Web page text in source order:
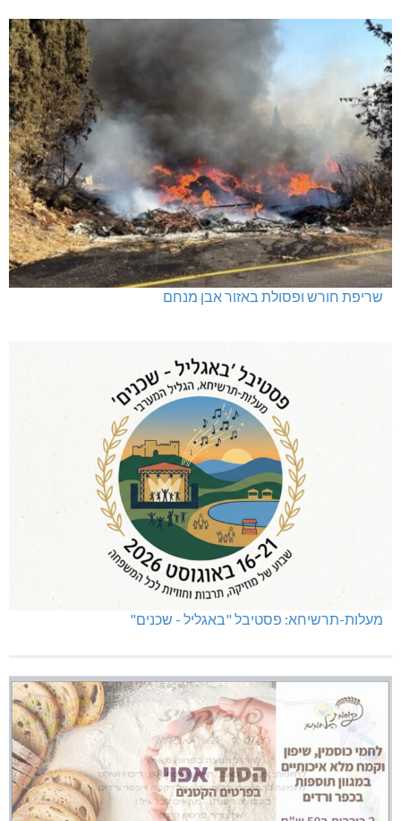
שריפת חורש ופסולת באזור אבן מנחם
מעלות-תרשיחא: פסטיבל "באגליל - שכנים"